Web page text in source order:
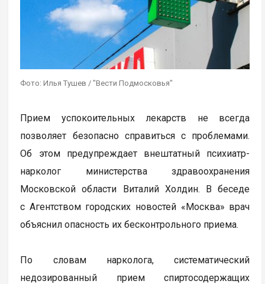
Фото: Илья Тушев / "Вести Подмосковья"
Прием успокоительных лекарств не всегда
позволяет безопасно справиться с проблемами.
Об этом предупреждает внештатный психиатр-
нарколог министерства здравоохранения
Московской области Виталий Холдин. В беседе
с Агентством городских новостей «Москва» врач
объяснил опасность их бесконтрольного приема.
По словам нарколога, систематический
недозированный прием спиртосодержащих